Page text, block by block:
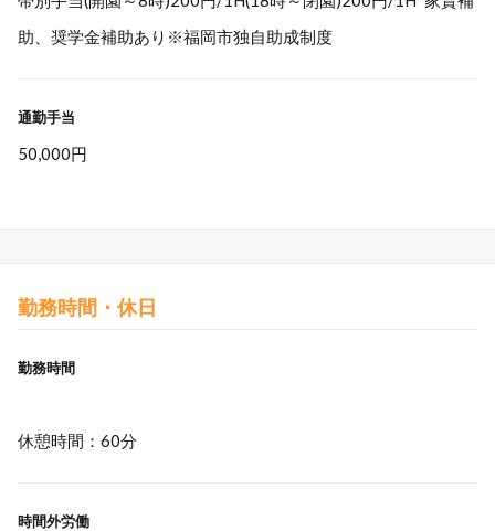
助、奨学金補助あり※福岡市独自助成制度
通勤手当
50,000円
勤務時間・休日
勤務時間
休憩時間：60分
時間外労働